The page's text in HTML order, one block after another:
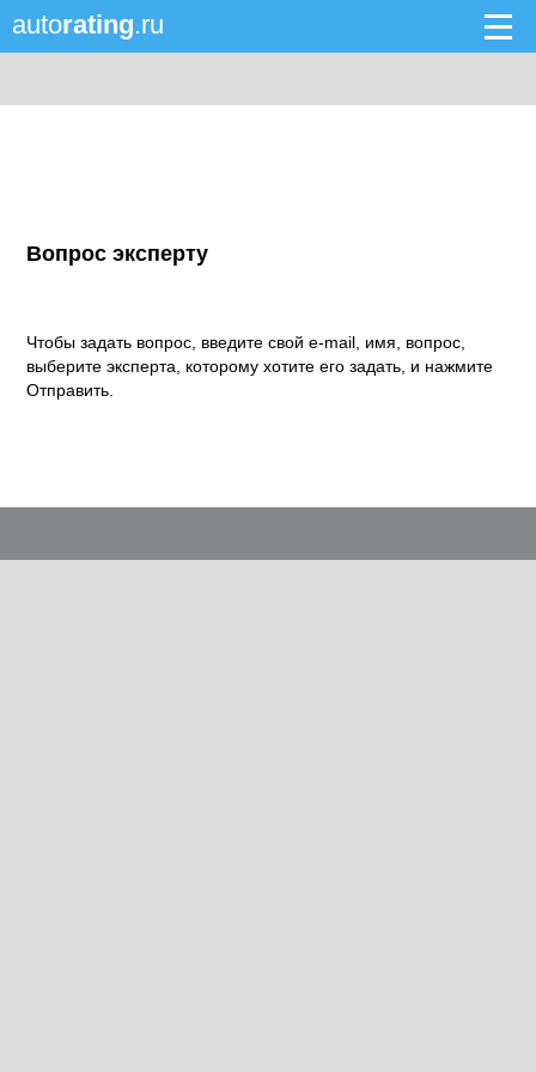
autorating.ru
Вопрос эксперту
Чтобы задать вопрос, введите свой e-mail, имя, вопрос,
выберите эксперта, которому хотите его задать, и нажмите
Отправить.